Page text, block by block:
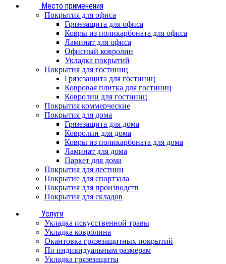
Место применения
Покрытия для офиса
Грязезащита для офиса
Ковры из поликарбоната для офиса
Ламинат для офиса
Офисный ковролин
Укладка покрытий
Покрытия для гостиниц
Грязезащита для гостиниц
Ковровая плитка для гостиниц
Ковролин для гостиниц
Покрытия коммерческие
Покрытия для дома
Грязезащита для дома
Ковролин для дома
Ковры из поликарбоната для дома
Ламинат для дома
Паркет для дома
Покрытия для лестниц
Покрытие для спортзала
Покрытия для производств
Покрытия для складов
Услуги
Укладка искусственной травы
Укладка ковролина
Окантовка грязезащитных покрытий
По индивидуальным размерам
Укладка грязезащиты